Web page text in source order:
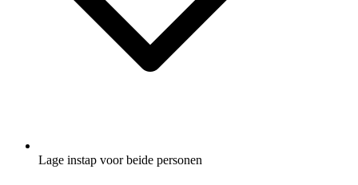
Lage instap voor beide personen